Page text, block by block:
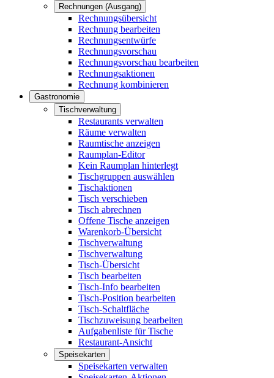
Rechnungen (Ausgang)
Rechnungsübersicht
Rechnung bearbeiten
Rechnungsentwürfe
Rechnungsvorschau
Rechnungsvorschau bearbeiten
Rechnungsaktionen
Rechnung kombinieren
Gastronomie
Tischverwaltung
Restaurants verwalten
Räume verwalten
Raumtische anzeigen
Raumplan-Editor
Kein Raumplan hinterlegt
Tischgruppen auswählen
Tischaktionen
Tisch verschieben
Tisch abrechnen
Offene Tische anzeigen
Warenkorb-Übersicht
Tischverwaltung
Tischverwaltung
Tisch-Übersicht
Tisch bearbeiten
Tisch-Info bearbeiten
Tisch-Position bearbeiten
Tisch-Schaltfläche
Tischzuweisung bearbeiten
Aufgabenliste für Tische
Restaurant-Ansicht
Speisekarten
Speisekarten verwalten